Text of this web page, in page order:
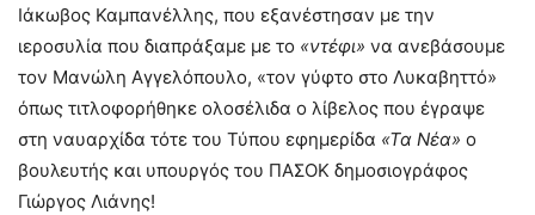
Ιάκωβος Καμπανέλλης, που εξανέστησαν με την
ιεροσυλία που διαπράξαμε με το «ντέφι» να ανεβάσουμε
τον Μανώλη Αγγελόπουλο, «τον γύφτο στο Λυκαβηττό»
όπως τιτλοφορήθηκε ολοσέλιδα ο λίβελος που έγραψε
στη ναυαρχίδα τότε του Τύπου εφημερίδα «Τα Νέα» ο
βουλευτής και υπουργός του ΠΑΣΟΚ δημοσιογράφος
Γιώργος Λιάνης!